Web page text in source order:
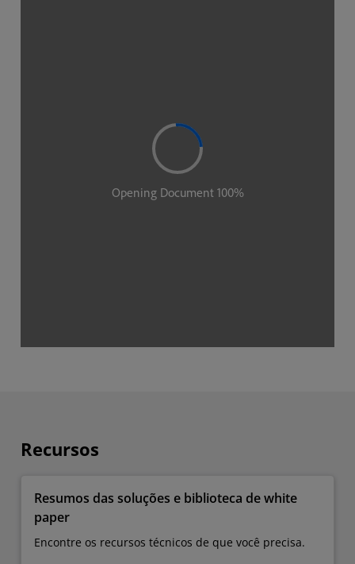
Recursos
Resumos das soluções e biblioteca de white
paper
Encontre os recursos técnicos de que você precisa.